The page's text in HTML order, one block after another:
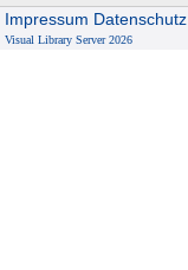
Impressum Datenschutz
Visual Library Server 2026